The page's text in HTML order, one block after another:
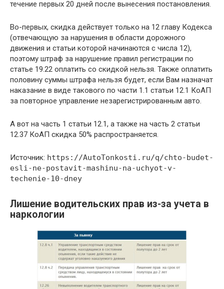
течение первых 20 дней после вынесения постановления.
Во-первых, скидка действует только на 12 главу Кодекса
(отвечающую за нарушения в области дорожного
движения и статьи которой начинаются с числа 12),
поэтому штраф за нарушение правил регистрации по
статье 19.22 оплатить со скидкой нельзя. Также оплатить
половину суммы штрафа нельзя будет, если Вам назначат
наказание в виде такового по части 1.1 статьи 12.1 КоАП
за повторное управление незарегистрированным авто.
А вот на часть 1 статьи 12.1, а также на часть 2 статьи
12.37 КоАП скидка 50% распространяется.
Источник: https://AutoTonkosti.ru/q/chto-budet-
esli-ne-postavit-mashinu-na-uchyot-v-
techenie-10-dney
Лишение водительских прав из-за учета в
наркологии